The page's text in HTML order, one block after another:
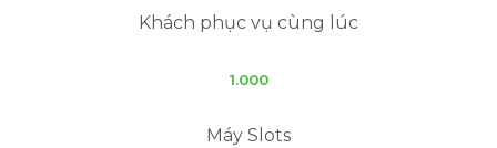
Khách phục vụ cùng lúc
1.000
Máy Slots